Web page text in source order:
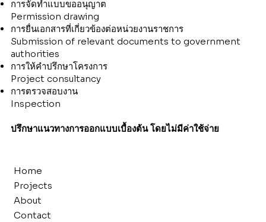
การจัดทำแบบขออนุญาต
Permission drawing
การยื่นเอกสารที่เกี่ยวข้องต่อหน่วยงานราชการ
Submission of relevant documents to government
authorities
การให้คำปรึกษาโครงการ
Project consultancy
การตรวจสอบงาน
Inspection
ปรึกษาแนวทางการออกแบบเบื้องต้น โดยไม่มีค่าใช้จ่าย
Home
Projects
About
Contact